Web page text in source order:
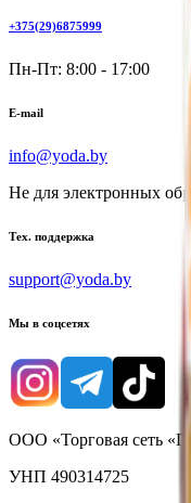
+375(29)6875999
Пн-Пт: 8:00 - 17:00
E-mail
info@yoda.by
Не для электронных
Тех. поддержка
support@yoda.by
Мы в соцсетях
ООО «Торговая сеть
УНП 490314725